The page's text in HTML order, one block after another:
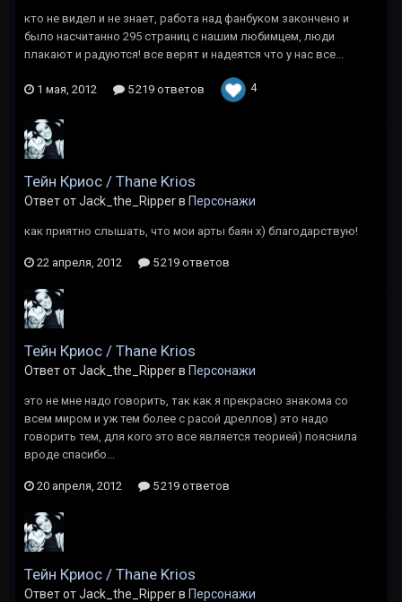
кто не видел и не знает, работа над фанбуком закончено и
было насчитанно 295 страниц с нашим любимцем, люди
плакают и радуются! все верят и надеятся что у нас все...
1 мая, 2012 5 219 ответов 4
Тейн Криос / Thane Krios
Ответ от Jack_the_Ripper в Персонажи
как приятно слышать, что мои арты баян х) благодарствую!
22 апреля, 2012 5 219 ответов
Тейн Криос / Thane Krios
Ответ от Jack_the_Ripper в Персонажи
это не мне надо говорить, так как я прекрасно знакома со
всем миром и уж тем более с расой дреллов) это надо
говорить тем, для кого это все является теорией) пояснила
вроде спасибо...
20 апреля, 2012 5 219 ответов
Тейн Криос / Thane Krios
Ответ от Jack_the_Ripper в Персонажи